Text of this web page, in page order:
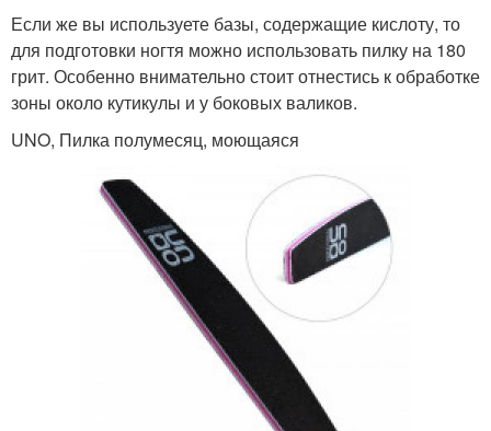
Если же вы используете базы, содержащие кислоту, то
для подготовки ногтя можно использовать пилку на 180
грит. Особенно внимательно стоит отнестись к обработке
зоны около кутикулы и у боковых валиков.
UNO, Пилка полумесяц, моющаяся